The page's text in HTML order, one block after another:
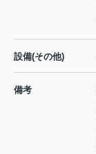
設備(その他)
備考